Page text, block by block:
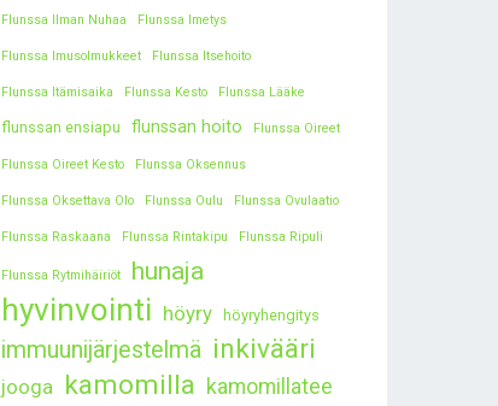
Flunssa Ilman Nuhaa Flunssa Imetys
Flunssa Imusolmukkeet Flunssa Itsehoito
Flunssa Itämisaika Flunssa Kesto Flunssa Lääke
flunssan ensiapu flunssan hoito Flunssa Oireet
Flunssa Oireet Kesto Flunssa Oksennus
Flunssa Oksettava Olo Flunssa Oulu Flunssa Ovulaatio
Flunssa Raskaana Flunssa Rintakipu Flunssa Ripuli
Flunssa Rytmihäiriöt hunaja
hyvinvointi höyry höyryhengitys
immuunijärjestelmä inkivääri
jooga kamomilla kamomillatee